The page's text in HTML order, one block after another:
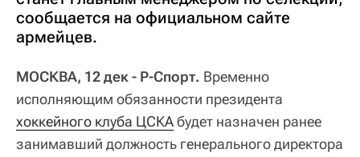
сообщается на официальном сайте
армейцев.
МОСКВА, 12 дек - Р-Спорт. Временно
исполняющим обязанности президента
хоккейного клуба ЦСКАбудет назначен ранее
занимавший должность генерального директора